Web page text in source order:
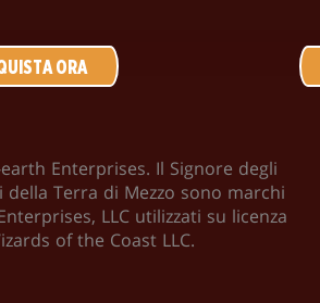
ORA
Enterprises. Il Signore degli
della Terra di Mezzo sono marchi
LLC utilizzati su licenza
of the Coast LLC.